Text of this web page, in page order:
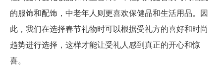
的服饰和配饰，中老年人则更喜欢保健品和生活用品。因
此，我们在选择春节礼物时可以根据受礼方的喜好和时尚
趋势进行选择，这样才能让受礼人感到真正的开心和惊
喜。